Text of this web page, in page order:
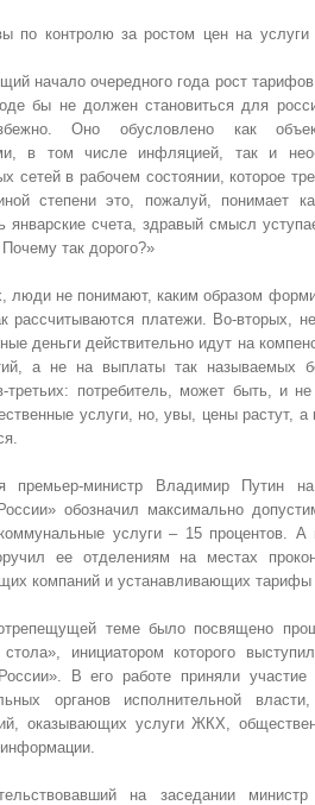
по контролю за ростом цен на
начало очередного года рост
бы не должен становиться для
Оно обусловлено как
в том числе инфляцией, так и
сетей в рабочем состоянии, которое
степени это, пожалуй, понимает
январские счета, здравый смысл
так дорого?»
люди не понимают, каким образом
рассчитываются платежи. Во-вторых,
деньги действительно идут на
а не на выплаты так называемых
третьих: потребитель, может быть, и
услуги, но, увы, цены растут, а
премьер-министр Владимир Путин
обозначил максимально
услуги – 15 процентов.
ее отделениям на местах
компаний и устанавливающих тарифы
теме было посвящено
стола», инициатором которого
В его работе приняли участие
органов исполнительной
оказывающих услуги ЖКХ,
на заседании